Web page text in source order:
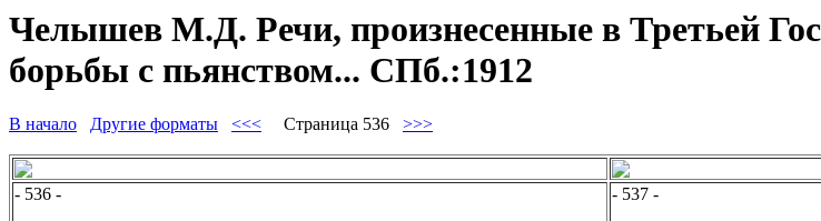
Челышев М.Д. Речи, произнесенные в Третьей
борьбы с пьянством... СПб.:1912
В начало Другие форматы <<< Страница 536 >>>
- 536 -
- 537 -